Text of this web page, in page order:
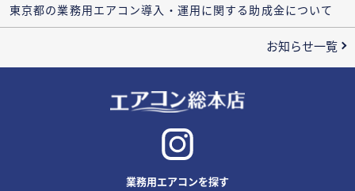
東京都の業務用エアコン導入・運用に関する助成金について
お知らせ一覧
業務用エアコンを探す